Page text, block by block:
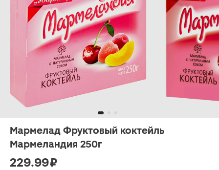
Мармелад Фруктовый коктейль
Мармеландия 250г
229.99 ₽